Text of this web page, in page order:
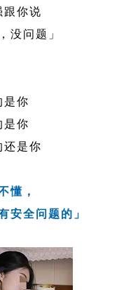
你说
没问题」
是你
是你
是你
懂，
全问题的」